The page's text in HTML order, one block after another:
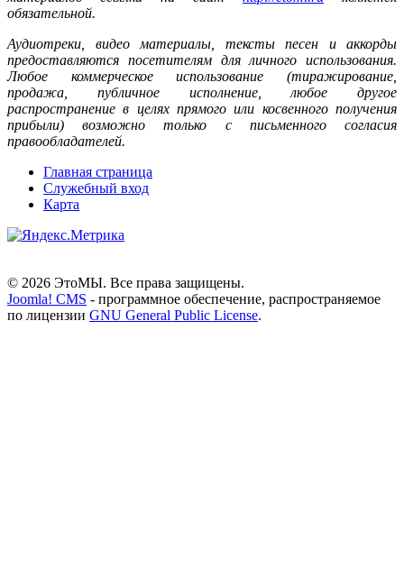
обязательной.
Аудиотреки, видео материалы, тексты песен и аккорды
предоставляются посетителям для личного использования.
Любое коммерческое использование (тиражирование,
продажа, публичное исполнение, любое другое
распространение в целях прямого или косвенного получения
прибыли) возможно только с письменного согласия
правообладателей.
Главная страница
Служебный вход
Карта
© 2026 ЭтоМЫ. Все права защищены.
Joomla! CMS - программное обеспечение, распространяемое
по лицензии GNU General Public License.